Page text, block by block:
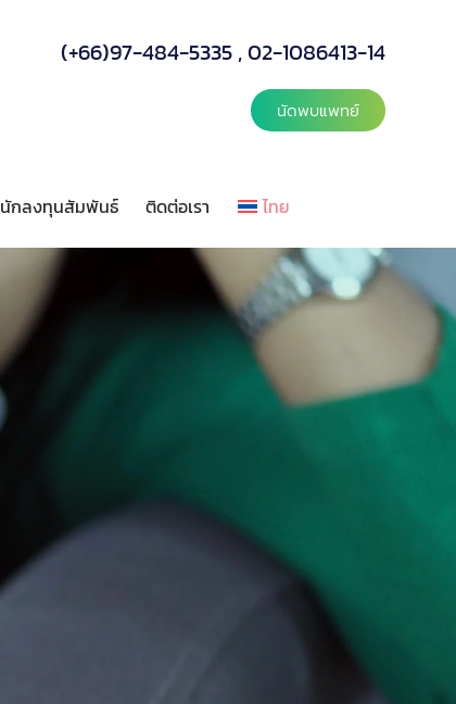
(+66)97-484-5335,02-1086413-14
นัดพบแพทย์
นักลงทุนสัมพันธ์ ติดต่อเรา ไทย
ติดต่อเรา ไทย